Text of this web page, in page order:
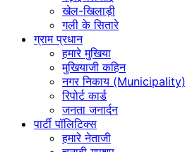
खेल-खिलाड़ी
गली के सितारे
ग्राम प्रधान
हमारे मुखिया
मुखियाजी कहिन
नगर निकाय (Municipality)
रिपोर्ट कार्ड
जनता जनार्दन
पार्टी पॉलिटिक्स
हमारे नेताजी